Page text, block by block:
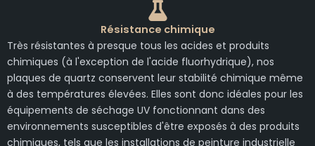
Résistance chimique
Très résistantes à presque tous les acides et produits
chimiques (à l'exception de l'acide fluorhydrique), nos
plaques de quartz conservent leur stabilité chimique même
à des températures élevées. Elles sont donc idéales pour les
équipements de séchage UV fonctionnant dans des
environnements susceptibles d'être exposés à des produits
chimiques, tels que les installations de peinture industrielle